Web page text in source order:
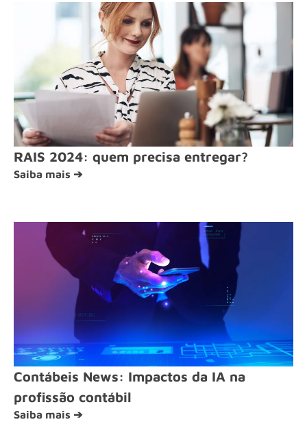
RAIS 2024: quem precisa entregar?
Saiba mais ➔
Contábeis News: Impactos da IA na
profissão contábil
Saiba mais ➔